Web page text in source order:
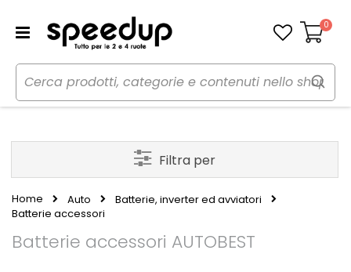
Carrello
0
Home Auto
Batterie, inverter ed avviatori
Batterie accessori
Batterie accessori AUTOBEST
Filtra per